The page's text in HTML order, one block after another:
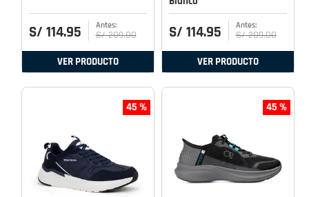
S/ 114.95 S/ 209.00
VER PRODUCTO
S/ 114.95 S/ 209.00
VER PRODUCTO
45 % 45 %